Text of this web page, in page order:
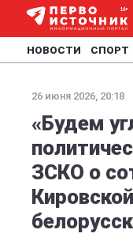
НОВОСТИ СПОРТ
26 июня 2026, 20:18
«Будем
ЗСКО о